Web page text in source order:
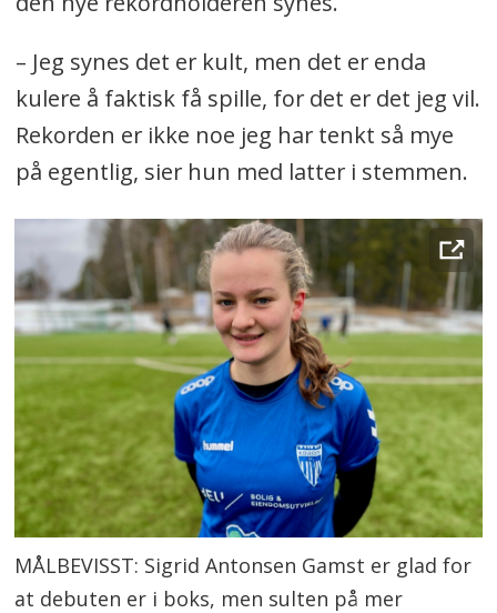
– Jeg synes det er kult, men det er enda
kulere å faktisk få spille, for det er det jeg vil.
Rekorden er ikke noe jeg har tenkt så mye
på egentlig, sier hun med latter i stemmen.
MÅLBEVISST: Sigrid Antonsen Gamst er glad for
at debuten er i boks, men sulten på mer